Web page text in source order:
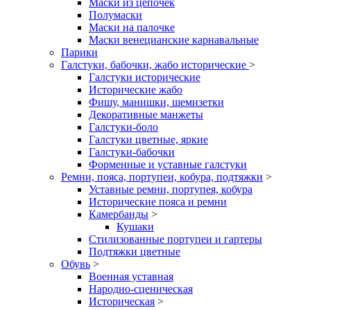
Маски из цепочек
Полумаски
Маски на палочке
Маски венецианские карнавальные
Парики
Галстуки, бабочки, жабо исторические >
Галстуки исторические
Исторические жабо
Фишу, манишки, шемизетки
Декоративные манжеты
Галстуки-боло
Галстуки цветные, яркие
Галстуки-бабочки
Форменные и уставные галстуки
Ремни, пояса, портупеи, кобура, подтяжки >
Уставные ремни, портупея, кобура
Исторические пояса и ремни
Камербанды >
Кушаки
Стилизованные портупеи и гартеры
Подтяжки цветные
Обувь >
Военная уставная
Народно-сценическая
Историческая >